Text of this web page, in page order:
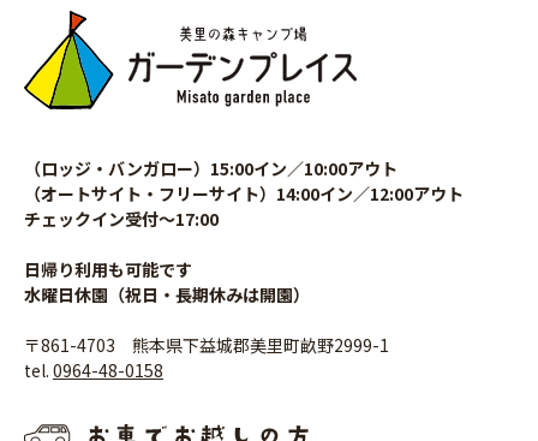
（ロッジ・バンガロー）15:00イン／10:00アウト
（オートサイト・フリーサイト）14:00イン／12:00アウト
チェックイン受付〜17:00
日帰り利用も可能です
水曜日休園（祝日・長期休みは開園）
〒861-4703 熊本県下益城郡美里町畝野2999-1
tel. 0964-48-0158